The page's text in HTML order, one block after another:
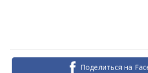
Поделиться на